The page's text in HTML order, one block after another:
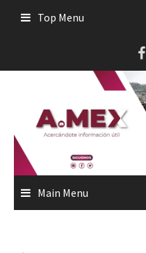
Top Menu
Main Menu